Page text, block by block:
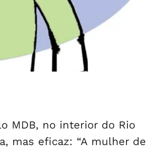
MDB, no interior do Rio
mas eficaz: “A mulher de